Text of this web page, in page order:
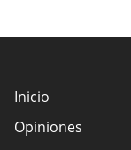
Inicio
Opiniones